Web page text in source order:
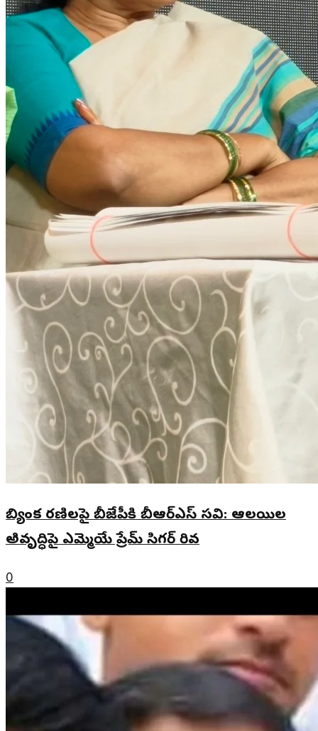
బ్యింక రణిలపై బీజేపీకి బీఆర్ఎస్ సవి: ఆలయిల
అివృద్ధిపై ఎమ్మెయే ప్రేమ్ సిగర్ రివ
0